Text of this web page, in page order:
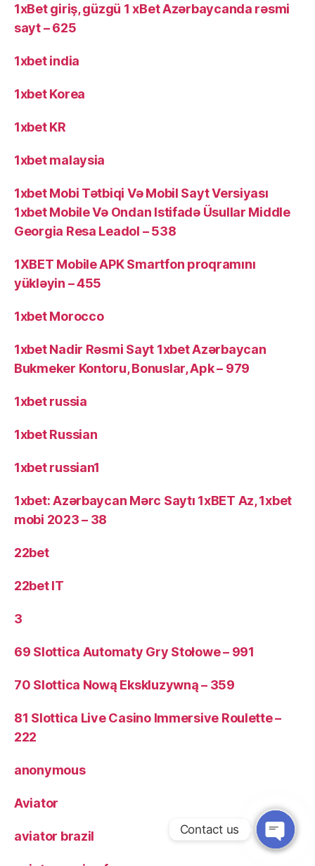
1xBet giriş, güzgü 1 xBet Azərbaycanda rəsmi
sayt – 625
1xbet india
1xbet Korea
1xbet KR
1xbet malaysia
1xbet Mobi Tətbiqi Və Mobil Sayt Versiyası
1xbet Mobile Və Ondan Istifadə Üsullar Middle
Georgia Resa Leadol – 538
1XBET Mobile APK Smartfon proqramını
yükləyin – 455
1xbet Morocco
1xbet Nadir Rəsmi Sayt 1xbet Azərbaycan
Bukmeker Kontoru, Bonuslar, Apk – 979
1xbet russia
1xbet Russian
1xbet russian1
1xbet: Azərbaycan Mərc Saytı 1xBET Az, 1xbet
mobi 2023 – 38
22bet
22bet IT
3
69 Slottica Automaty Gry Stołowe – 991
70 Slottica Nową Ekskluzywną – 359
81 Slottica Live Casino Immersive Roulette –
222
anonymous
Aviator
aviator brazil Contact us